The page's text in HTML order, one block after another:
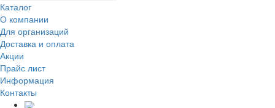
Каталог
О компании
Для организаций
Доставка и оплата
Акции
Прайс лист
Информация
Контакты